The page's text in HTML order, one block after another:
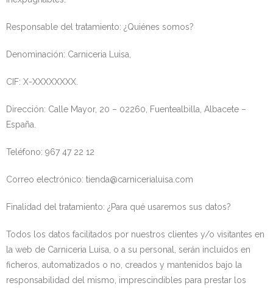
Responsable del tratamiento: ¿Quiénes somos?
Denominación: Carniceria Luisa,
CIF: X-XXXXXXXX.
Dirección: Calle Mayor, 20 – 02260, Fuentealbilla, Albacete –
España.
Teléfono: 967 47 22 12
Correo electrónico: tienda@carnicerialuisa.com
Finalidad del tratamiento: ¿Para qué usaremos sus datos?
Todos los datos facilitados por nuestros clientes y/o visitantes en
la web de Carniceria Luisa, o a su personal, serán incluidos en
ficheros, automatizados o no, creados y mantenidos bajo la
responsabilidad del mismo, imprescindibles para prestar los